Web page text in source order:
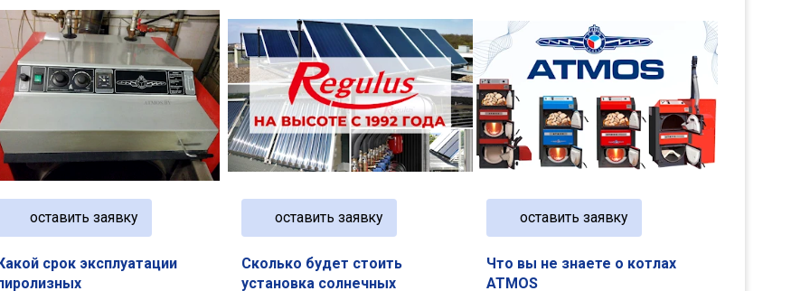
срок эксплуатации
оставить заявку
Сколько будет стоить
установка солнечных
оставить заявку
Что вы не знаете о котлах
ATMOS
оставить заявку